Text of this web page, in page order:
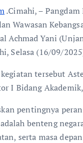
.Cimahi, –
Wawasan
Achmad Yani
Selasa (16/09/
tersebut
I Bidang
pentingnya
benteng
serta masa